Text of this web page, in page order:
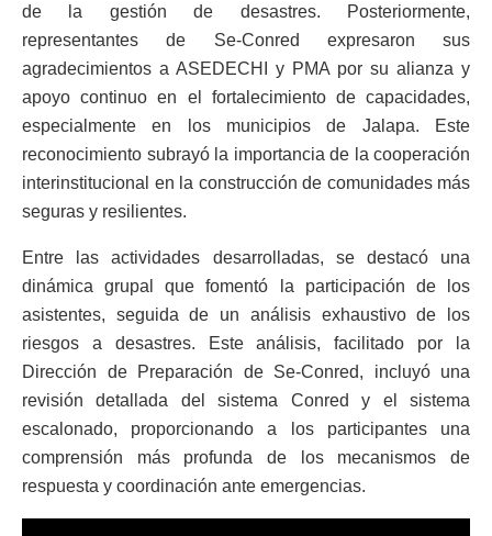
de la gestión de desastres. Posteriormente,
representantes de Se-Conred expresaron sus
agradecimientos a ASEDECHI y PMA por su alianza y
apoyo continuo en el fortalecimiento de capacidades,
especialmente en los municipios de Jalapa. Este
reconocimiento subrayó la importancia de la cooperación
interinstitucional en la construcción de comunidades más
seguras y resilientes.
Entre las actividades desarrolladas, se destacó una
dinámica grupal que fomentó la participación de los
asistentes, seguida de un análisis exhaustivo de los
riesgos a desastres. Este análisis, facilitado por la
Dirección de Preparación de Se-Conred, incluyó una
revisión detallada del sistema Conred y el sistema
escalonado, proporcionando a los participantes una
comprensión más profunda de los mecanismos de
respuesta y coordinación ante emergencias.